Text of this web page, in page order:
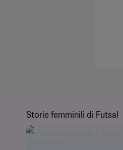
Storie femminili di Futsal